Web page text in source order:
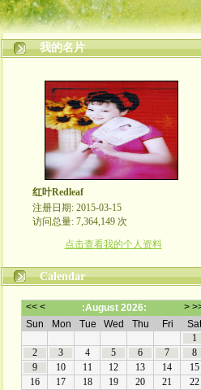
我的名片
红叶Redleaf
注册日期: 2015-03-15
访问总量: 7,364,149 次
点击查看我的个人资料
Calendar